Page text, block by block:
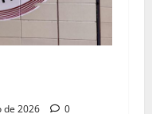
de 2026 0